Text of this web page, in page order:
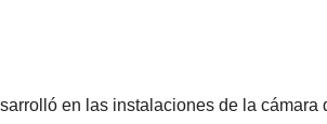
en las instalaciones de la